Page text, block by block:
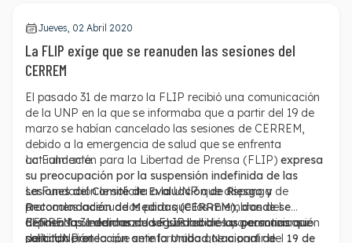
Jueves, 02 Abril 2020
La FLIP exige que se reanuden las sesiones del
CERREM
El pasado 31 de marzo la FLIP recibió una comunicación
de la UNP en la que se informaba que a partir del 19 de
marzo se habían cancelado las sesiones de CERREM,
debido a la emergencia de salud que se enfrenta
actualmente.
La Fundación le solicita a la UNP que disponga de
protocolos adecuados para que los miembros del
CERREM puedan reanudar sus labores y garantizar su
participación.
La Fundación para la Libertad de Prensa (FLIP) expresa
su preocupación por la suspensión indefinida de las
sesiones del Comité de Evaluación de Riesgo y
Recomendación de Medidas (CERREM), donde se
definen las medidas de seguridad de las personas que
solicitan protección ante la Unidad Nacional de
El pasado 31 de marzo la FLIP recibió una comunicación
de la UNP en la que se informaba que a partir del 19 de